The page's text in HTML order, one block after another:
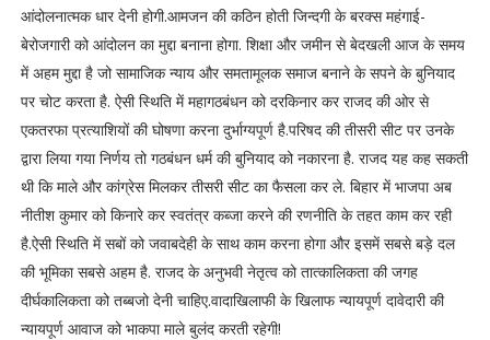
आंदोलनात्मक धार देनी होगी.आमजन की कठिन होती जिन्दगी के बरक्स महंगाई-
बेरोजगारी को आंदोलन का मुद्दा बनाना होगा. शिक्षा और जमीन से बेदखली आज के समय
में अहम मुद्दा है जो सामाजिक न्याय और समतामूलक समाज बनाने के सपने के बुनियाद
पर चोट करता है. ऐसी स्थिति में महागठबंधन को दरकिनार कर राजद की ओर से
एकतरफा प्रत्याशियों की घोषणा करना दुर्भाग्यपूर्ण है.परिषद की तीसरी सीट पर उनके
द्वारा लिया गया निर्णय तो गठबंधन धर्म की बुनियाद को नकारना है. राजद यह कह सकती
थी कि माले और कांग्रेस मिलकर तीसरी सीट का फैसला कर ले. बिहार में भाजपा अब
नीतीश कुमार को किनारे कर स्वतंत्र कब्जा करने की रणनीति के तहत काम कर रही
है.ऐसी स्थिति में सबों को जवाबदेही के साथ काम करना होगा और इसमें सबसे बड़े दल
की भूमिका सबसे अहम है. राजद के अनुभवी नेतृत्व को तात्कालिकता की जगह
दीर्घकालिकता को तब्बजो देनी चाहिए.वादाखिलाफी के खिलाफ न्यायपूर्ण दावेदारी की
न्यायपूर्ण आवाज को भाकपा माले बुलंद करती रहेगी!